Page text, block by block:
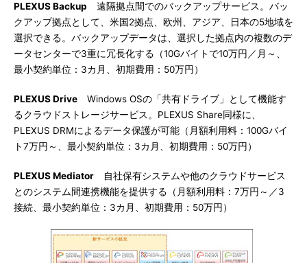
PLEXUS Backup 遠隔拠点間でのバックアップサービス。バッ
クアップ拠点として、米国2拠点、欧州、アジア、日本の5地域を
選択できる。バックアップデータは、選択した拠点内の複数のデ
ータセンターで3重に冗長化する（10Gバイトで10万円／月～、
最小契約単位：3カ月、初期費用：50万円）
PLEXUS Drive Windows OSの「共有ドライブ」として機能す
るクラウドストレージサービス。PLEXUS Share同様に、
PLEXUS DRMによるデータ保護が可能（月額利用料：100Gバイ
ト7万円～、最小契約単位：3カ月、初期費用：50万円）
PLEXUS Mediator 自社保有システムや他のクラウドサービス
とのシステム間連携機能を提供する（月額利用料：7万円～／3
接続、最小契約単位：3カ月、初期費用：50万円）